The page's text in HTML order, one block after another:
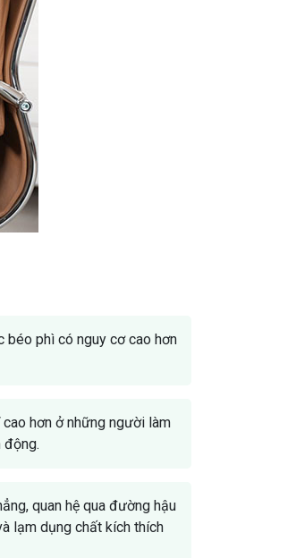
béo phì có nguy cơ cao hơn
hơn ở những người làm
động.
quan hệ qua đường hậu
lạm dụng chất kích thích